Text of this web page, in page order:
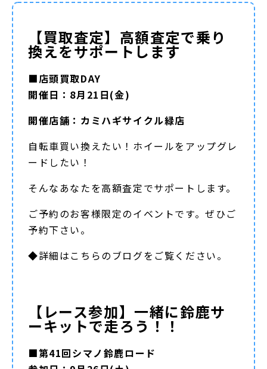
【買取査定】高額査定で乗り
換えをサポートします
■店頭買取DAY
開催日：8月21日(金)
開催店舗：カミハギサイクル緑店
自転車買い換えたい！ホイールをアップグレ
ードしたい！
そんなあなたを高額査定でサポートします。
ご予約のお客様限定のイベントです。ぜひご
予約下さい。
◆詳細はこちらのブログをご覧ください。
【レース参加】一緒に鈴鹿サ
ーキットで走ろう！！
■第41回シマノ鈴鹿ロード